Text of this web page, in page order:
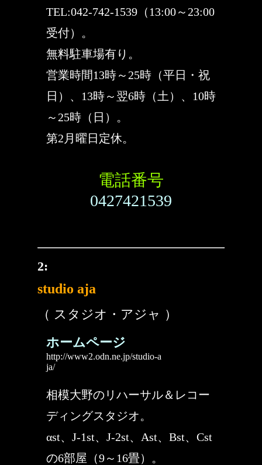
TEL:042-742-1539（13:00～23:00
受付）。
無料駐車場有り。
営業時間13時～25時（平日・祝
日）、13時～翌6時（土）、10時
～25時（日）。
第2月曜日定休。
電話番号
0427421539
2:
studio aja
（ スタジオ・アジャ ）
ホームページ
http://www2.odn.ne.jp/studio-a
ja/
相模大野のリハーサル＆レコー
ディングスタジオ。
αst、J-1st、J-2st、Ast、Bst、Cst
の6部屋（9～16畳）。